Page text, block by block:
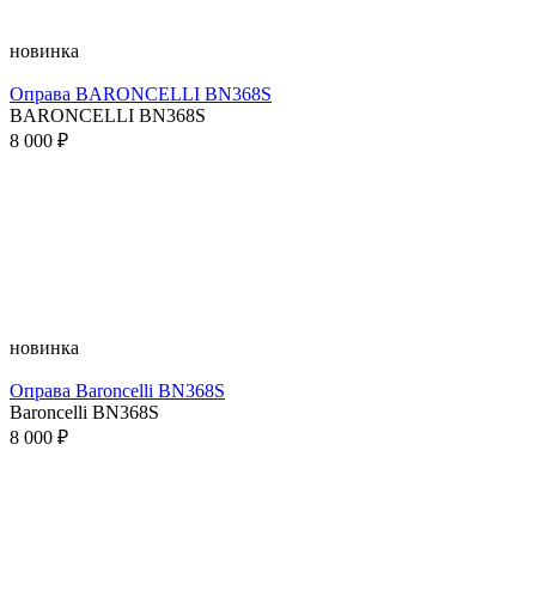
новинка
Оправа BARONCELLI BN368S
BARONCELLI BN368S
8 000 ₽
новинка
Оправа Baroncelli BN368S
Baroncelli BN368S
8 000 ₽